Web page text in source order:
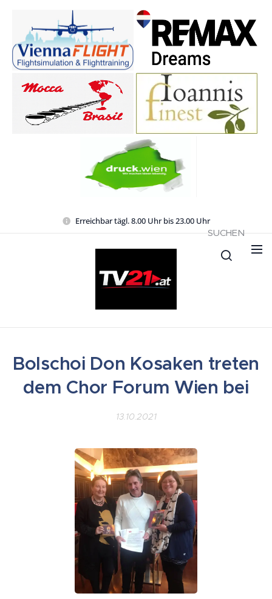
Erreichbar tägl. 8.00 Uhr bis 23.00 Uhr
SUCHEN
Bolschoi Don Kosaken treten
dem Chor Forum Wien bei
13.10.2021